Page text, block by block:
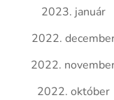
2023. január
2022.
2022.
2022. október